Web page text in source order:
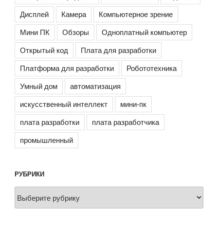
Дисплей
Камера
Компьютерное зрение
Мини ПК
Обзоры
Одноплатный компьютер
Открытый код
Плата для разработки
Платформа для разработки
Робототехника
Умный дом
автоматизация
искусственный интеллект
мини-пк
плата разработки
плата разработчика
промышленный
РУБРИКИ